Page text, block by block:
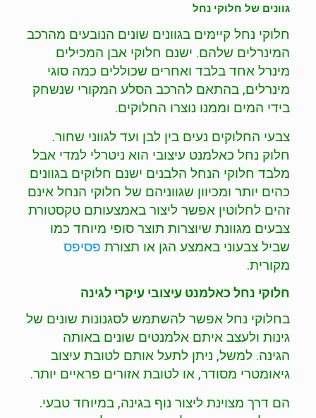
גוונים של חלוקי נחל
חלוקי נחל קיימים בגוונים שונים הנובעים מהרכב
המינרלים שלהם. ישנם חלוקי אבן המכילים
מינרל אחד בלבד ואחרים שכוללים כמה סוגי
מינרלים, בהתאם להרכב הסלע המקורי שנשחק
בידי המים וממנו נוצרו החלוקים.
צבעי החלוקים נעים בין לבן ועד לגווני שחור.
חלוק נחל כאלמנט עיצובי הוא ניטרלי למדי אבל
מלבד חלוקי הנחל הלבנים ישנם חלוקים בגוונים
כהים יותר ומכיוון שגווניהם של חלוקי הנחל אינם
זהים לחלוטין אפשר ליצור באמצעותם טקסטורת
צבעים מגוונת שיוצרות תוצר סופי מיוחד כמו
שביל צבעוני באמצע הגן או תצורת פסיפס
מקורית.
חלוקי נחל כאלמנט עיצובי עיקרי לגינה
בחלוקי נחל אפשר להשתמש לסגנונות שונים של
גינות ולעצב איתם אלמנטים שונים באותה
הגינה. למשל, ניתן לתעל אותם לטובת עיצוב
גיאומטרי מסודר, או לטובת אזורים פראיים יותר.
הם דרך מצוינת ליצור נוף בגינה, במיוחד טבעי.